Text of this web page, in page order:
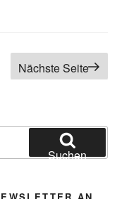
Nächste Seite
Suchen
AN